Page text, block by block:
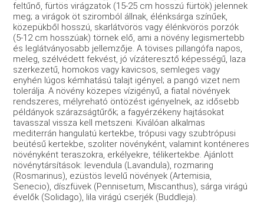
feltűnő, fürtös virágzatok (15-25 cm hosszú fürtök) jelennek
meg; a virágok öt sziromból állnak, élénksárga színűek,
közepükből hosszú, skarlátvörös vagy élénkvörös porzók
(5-12 cm hosszúak) törnek elő, ami a növény legismertebb
és leglátványosabb jellemzője. A tövises pillangófa napos,
meleg, szélvédett fekvést, jó vízáteresztő képességű, laza
szerkezetű, homokos vagy kavicsos, semleges vagy
enyhén lúgos kémhatású talajt igényel; a pangó vizet nem
tolerálja. A növény közepes vízigényű, a fiatal növények
rendszeres, mélyreható öntözést igényelnek, az idősebb
példányok szárazságtűrők; a fagyérzékeny hajtásokat
tavasszal vissza kell metszeni. Kiválóan alkalmas
mediterrán hangulatú kertekbe, trópusi vagy szubtrópusi
beütésű kertekbe, szoliter növényként, valamint konténeres
növényként teraszokra, erkélyekre, télikertekbe. Ajánlott
növénytársítások: levendula (Lavandula), rozmaring
(Rosmarinus), ezüstös levelű növények (Artemisia,
Senecio), díszfüvek (Pennisetum, Miscanthus), sárga virágú
évelők (Solidago), lila virágú cserjék (Buddleja).